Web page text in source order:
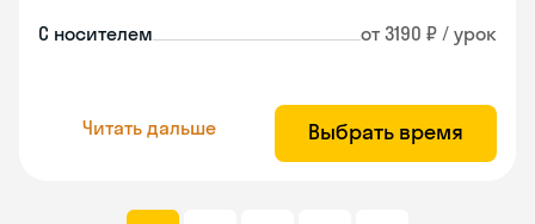
С носителем от 3190 ₽ / урок
Читать дальше Выбрать время